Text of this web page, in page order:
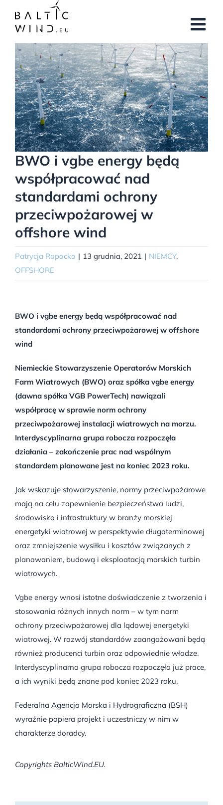
zawartości
Pokaż
większy
obrazek
BWO i vgbe energy będą
współpracować nad
standardami ochrony
przeciwpożarowej w
offshore wind
Patrycja Rapacka | 13 grudnia, 2021 | NIEMCY,
OFFSHORE
BWO i vgbe energy będą współpracować nad
standardami ochrony przeciwpożarowej w offshore
wind
Niemieckie Stowarzyszenie Operatorów Morskich
Farm Wiatrowych (BWO) oraz spółka vgbe energy
(dawna spółka VGB PowerTech) nawiązali
współpracę w sprawie norm ochrony
przeciwpożarowej instalacji wiatrowych na morzu.
Interdyscyplinarna grupa robocza rozpoczęła
działania – zakończenie prac nad wspólnym
standardem planowane jest na koniec 2023 roku.
Jak wskazuje stowarzyszenie, normy przeciwpożarowe
mają na celu zapewnienie bezpieczeństwa ludzi,
środowiska i infrastruktury w branży morskiej
energetyki wiatrowej w perspektywie długoterminowej
oraz zmniejszenie wysiłku i kosztów związanych z
planowaniem, budową i eksploatacją morskich turbin
wiatrowych.
Vgbe energy wnosi istotne doświadczenie z tworzenia i
stosowania różnych innych norm – w tym norm
ochrony przeciwpożarowej dla lądowej energetyki
wiatrowej. W rozwój standardów zaangażowani będą
również producenci turbin oraz odpowiednie władze.
Interdyscyplinarna grupa robocza rozpoczęła już prace,
a ich wyniki będą znane pod koniec 2023 roku.
Federalna Agencja Morska i Hydrograficzna (BSH)
wyraźnie popiera projekt i uczestniczy w nim w
charakterze doradcy.
Copyrights BalticWind.EU.